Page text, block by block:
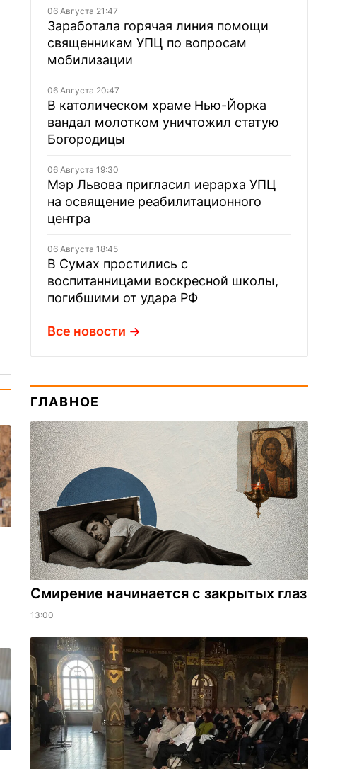
06 Августа 21:47
Заработала горячая линия помощи
священникам УПЦ по вопросам
мобилизации
06 Августа 20:47
В католическом храме Нью-Йорка
вандал молотком уничтожил статую
Богородицы
06 Августа 19:30
Мэр Львова пригласил иерарха УПЦ
на освящение реабилитационного
центра
06 Августа 18:45
В Сумах простились с
воспитанницами воскресной школы,
погибшими от удара РФ
Все новости
ГЛАВНОЕ
Смирение начинается с закрытых глаз
13:00